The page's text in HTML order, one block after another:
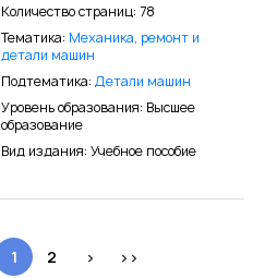
Количество страниц: 78
Тематика: Механика, ремонт и
детали машин
Подтематика: Детали машин
Уровень образования: Высшее
образование
Вид издания: Учебное пособие
1 2 > >>